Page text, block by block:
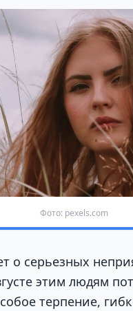
Фото: pexels.com
о серьезных
этим людям
терпение,